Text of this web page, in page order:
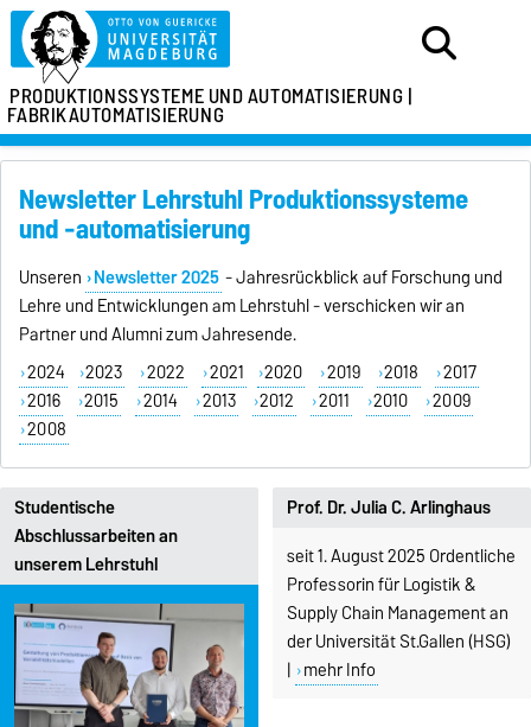
PRODUKTIONSSYSTEMEUND AUTOMATISIERUNG |
FABRIKAUTOMATISIERUNG
Newsletter Lehrstuhl Produktionssysteme
und -automatisierung
Unseren Newsletter 2025 - Jahresrückblick auf Forschung und
Lehre und Entwicklungen am Lehrstuhl - verschicken wir an
Partner und Alumni zum Jahresende.
2024
2023 2022 2021 2020 2019 2018
2017
2016
2015 2014 2013 2012 2011 2010
2009
2008
Studentische
Abschlussarbeiten an
unserem Lehrstuhl
Prof. Dr. Julia C. Arlinghaus
seit 1. August 2025 Ordentliche
Professorin für Logistik &
Supply Chain Management an
der Universität St.Gallen (HSG)
| mehr Info